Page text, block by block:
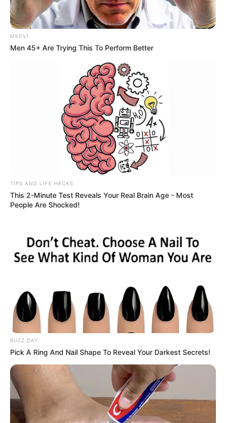
MEDVI
Men 45+ Are Trying This To Perform Better
TIPS AND LIFE HACKS
This 2-Minute Test Reveals Your Real Brain Age - Most
People Are Shocked!
BUZZ DAY
Pick A Ring And Nail Shape To Reveal Your Darkest Secrets!